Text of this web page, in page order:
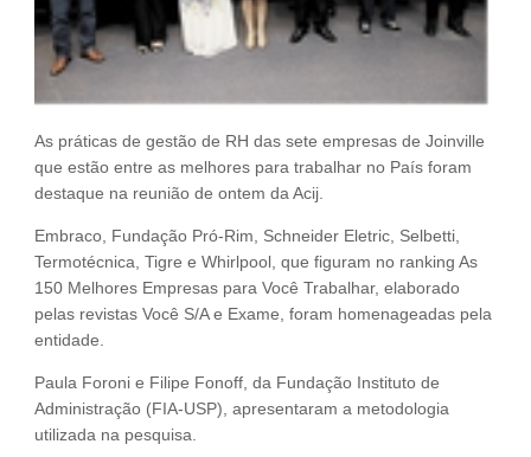
VAGAS
As práticas de gestão de RH das sete empresas de Joinville
que estão entre as melhores para trabalhar no País foram
destaque na reunião de ontem da Acij.
Embraco, Fundação Pró-Rim, Schneider Eletric, Selbetti,
Termotécnica, Tigre e Whirlpool, que figuram no ranking As
150 Melhores Empresas para Você Trabalhar, elaborado
pelas revistas Você S/A e Exame, foram homenageadas pela
entidade.
Paula Foroni e Filipe Fonoff, da Fundação Instituto de
Administração (FIA-USP), apresentaram a metodologia
utilizada na pesquisa.